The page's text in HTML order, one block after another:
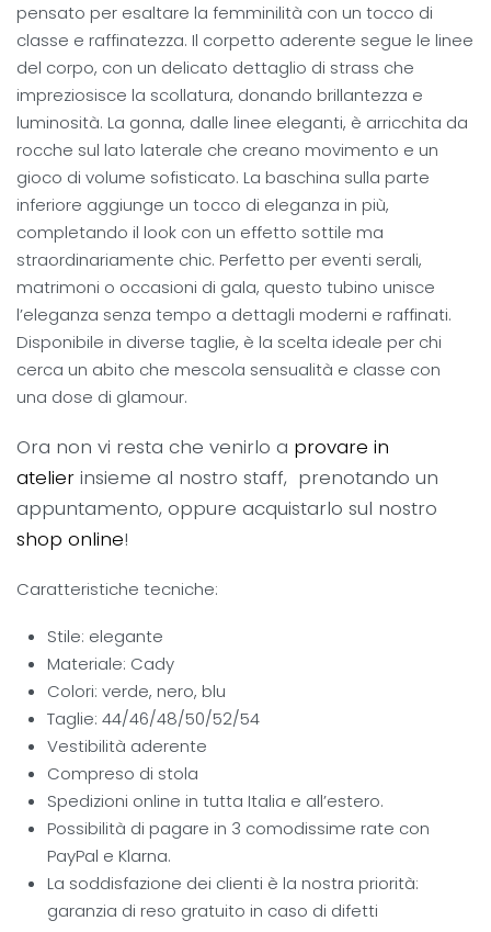
pensato per esaltare la femminilità con un tocco di
classe e raffinatezza. Il corpetto aderente segue le linee
del corpo, con un delicato dettaglio di strass che
impreziosisce la scollatura, donando brillantezza e
luminosità. La gonna, dalle linee eleganti, è arricchita da
rocche sul lato laterale che creano movimento e un
gioco di volume sofisticato. La baschina sulla parte
inferiore aggiunge un tocco di eleganza in più,
completando il look con un effetto sottile ma
straordinariamente chic. Perfetto per eventi serali,
matrimoni o occasioni di gala, questo tubino unisce
l’eleganza senza tempo a dettagli moderni e raffinati.
Disponibile in diverse taglie, è la scelta ideale per chi
cerca un abito che mescola sensualità e classe con
una dose di glamour.
Ora non vi resta che venirlo a provare in
atelier insieme al nostro staff, prenotando un
appuntamento, oppure acquistarlo sul nostro
shop online!
Caratteristiche tecniche:
Stile: elegante
Materiale: Cady
Colori: verde, nero, blu
Taglie: 44/46/48/50/52/54
Vestibilità aderente
Compreso di stola
Spedizioni online in tutta Italia e all’estero.
Possibilità di pagare in 3 comodissime rate con
PayPal e Klarna.
La soddisfazione dei clienti è la nostra priorità:
garanzia di reso gratuito in caso di difetti